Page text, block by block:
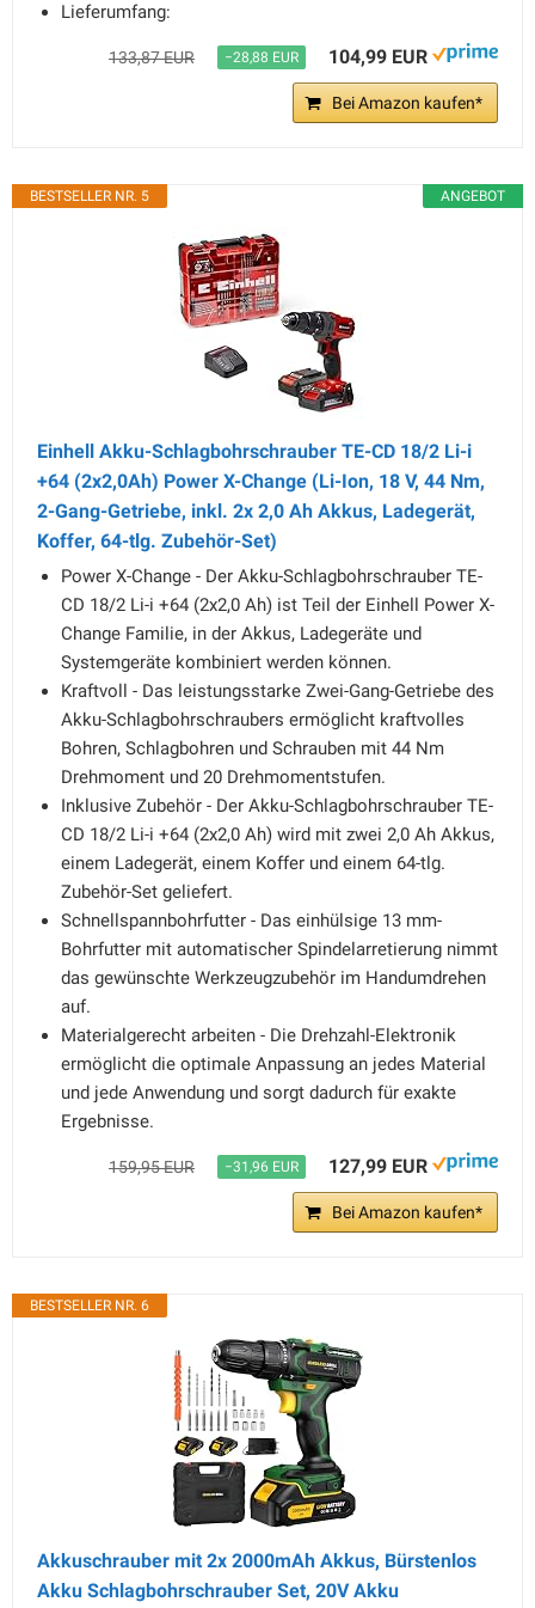
Lieferumfang:
133,87 EUR −28,88 EUR 104,99 EUR
Bei Amazon kaufen*
ANGEBOT
BESTSELLER NR. 5
Einhell Akku-Schlagbohrschrauber TE-CD 18/2 Li-i
+64 (2x2,0Ah) Power X-Change (Li-Ion, 18 V, 44 Nm,
2-Gang-Getriebe, inkl. 2x 2,0 Ah Akkus, Ladegerät,
Koffer, 64-tlg. Zubehör-Set)
Power X-Change - Der Akku-Schlagbohrschrauber TE-
CD 18/2 Li-i +64 (2x2,0 Ah) ist Teil der Einhell Power X-
Change Familie, in der Akkus, Ladegeräte und
Systemgeräte kombiniert werden können.
Kraftvoll - Das leistungsstarke Zwei-Gang-Getriebe des
Akku-Schlagbohrschraubers ermöglicht kraftvolles
Bohren, Schlagbohren und Schrauben mit 44 Nm
Drehmoment und 20 Drehmomentstufen.
Inklusive Zubehör - Der Akku-Schlagbohrschrauber TE-
CD 18/2 Li-i +64 (2x2,0 Ah) wird mit zwei 2,0 Ah Akkus,
einem Ladegerät, einem Koffer und einem 64-tlg.
Zubehör-Set geliefert.
Schnellspannbohrfutter - Das einhülsige 13 mm-
Bohrfutter mit automatischer Spindelarretierung nimmt
das gewünschte Werkzeugzubehör im Handumdrehen
auf.
Materialgerecht arbeiten - Die Drehzahl-Elektronik
ermöglicht die optimale Anpassung an jedes Material
und jede Anwendung und sorgt dadurch für exakte
Ergebnisse.
159,95 EUR −31,96 EUR 127,99 EUR
Bei Amazon kaufen*
BESTSELLER NR. 6
Akkuschrauber mit 2x 2000mAh Akkus, Bürstenlos
Akku Schlagbohrschrauber Set, 20V Akku